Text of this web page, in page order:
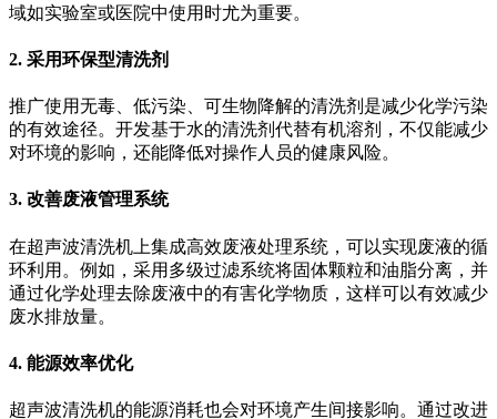
域如实验室或医院中使用时尤为重要。
2. 采用环保型清洗剂
推广使用无毒、低污染、可生物降解的清洗剂是减少化学污染
的有效途径。开发基于水的清洗剂代替有机溶剂，不仅能减少
对环境的影响，还能降低对操作人员的健康风险。
3. 改善废液管理系统
在超声波清洗机上集成高效废液处理系统，可以实现废液的循
环利用。例如，采用多级过滤系统将固体颗粒和油脂分离，并
通过化学处理去除废液中的有害化学物质，这样可以有效减少
废水排放量。
4. 能源效率优化
超声波清洗机的能源消耗也会对环境产生间接影响。通过改进